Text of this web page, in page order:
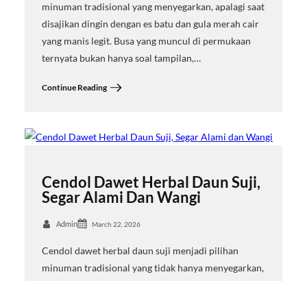
minuman tradisional yang menyegarkan, apalagi saat
disajikan dingin dengan es batu dan gula merah cair
yang manis legit. Busa yang muncul di permukaan
ternyata bukan hanya soal tampilan,…
Continue Reading
Cendol Dawet Herbal Daun Suji,
Segar Alami Dan Wangi
Admin March 22, 2026
Cendol dawet herbal daun suji menjadi pilihan
minuman tradisional yang tidak hanya menyegarkan,